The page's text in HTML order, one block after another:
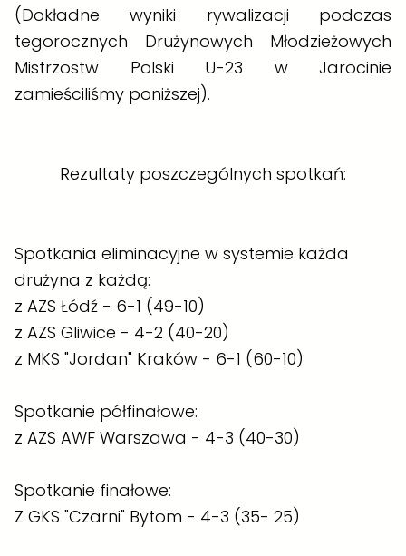
(Dokładne wyniki rywalizacji podczas
tegorocznych Drużynowych Młodzieżowych
Mistrzostw Polski U-23 w Jarocinie
zamieściliśmy poniższej).
Rezultaty poszczególnych spotkań:
Spotkania eliminacyjne w systemie każda
drużyna z każdą:
z AZS Łódź - 6-1 (49-10)
z AZS Gliwice - 4-2 (40-20)
z MKS "Jordan" Kraków - 6-1 (60-10)
Spotkanie półfinałowe:
z AZS AWF Warszawa - 4-3 (40-30)
Spotkanie finałowe:
Z GKS "Czarni" Bytom - 4-3 (35- 25)